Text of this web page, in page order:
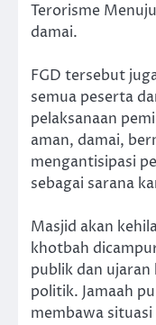
Terorisme
damai.
FGD tersebut
semua peserta
pelaksanaan
aman, damai,
mengantisipasi
sebagai sarana
Masjid akan
khotbah
publik dan ujaran
politik. Jamaah
membawa